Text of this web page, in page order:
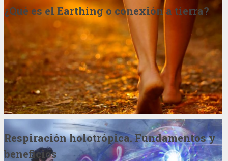
¿Qué es el Earthing o conexión a tierra?
Respiración holotrópica. Fundamentos y
beneficios